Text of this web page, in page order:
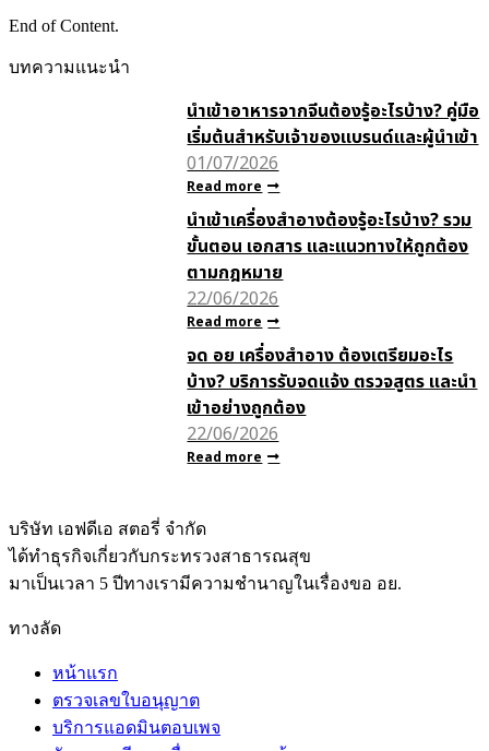
End of Content.
บทความแนะนำ
นำเข้าอาหารจากจีนต้องรู้อะไรบ้าง? คู่มือ
เริ่มต้นสำหรับเจ้าของแบรนด์และผู้นำเข้า
01/07/2026
Read more
นำเข้าเครื่องสำอางต้องรู้อะไรบ้าง? รวม
ขั้นตอน เอกสาร และแนวทางให้ถูกต้อง
ตามกฎหมาย
22/06/2026
Read more
จด อย เครื่องสำอาง ต้องเตรียมอะไร
บ้าง? บริการรับจดแจ้ง ตรวจสูตร และนำ
เข้าอย่างถูกต้อง
22/06/2026
Read more
บริษัท เอฟดีเอ สตอรี่ จำกัด
ได้ทำธุรกิจเกี่ยวกับกระทรวงสาธารณสุข
มาเป็นเวลา 5 ปีทางเรามีความชำนาญในเรื่องขอ อย.
ทางลัด
หน้าแรก
ตรวจเลขใบอนุญาต
บริการแอดมินตอบเพจ